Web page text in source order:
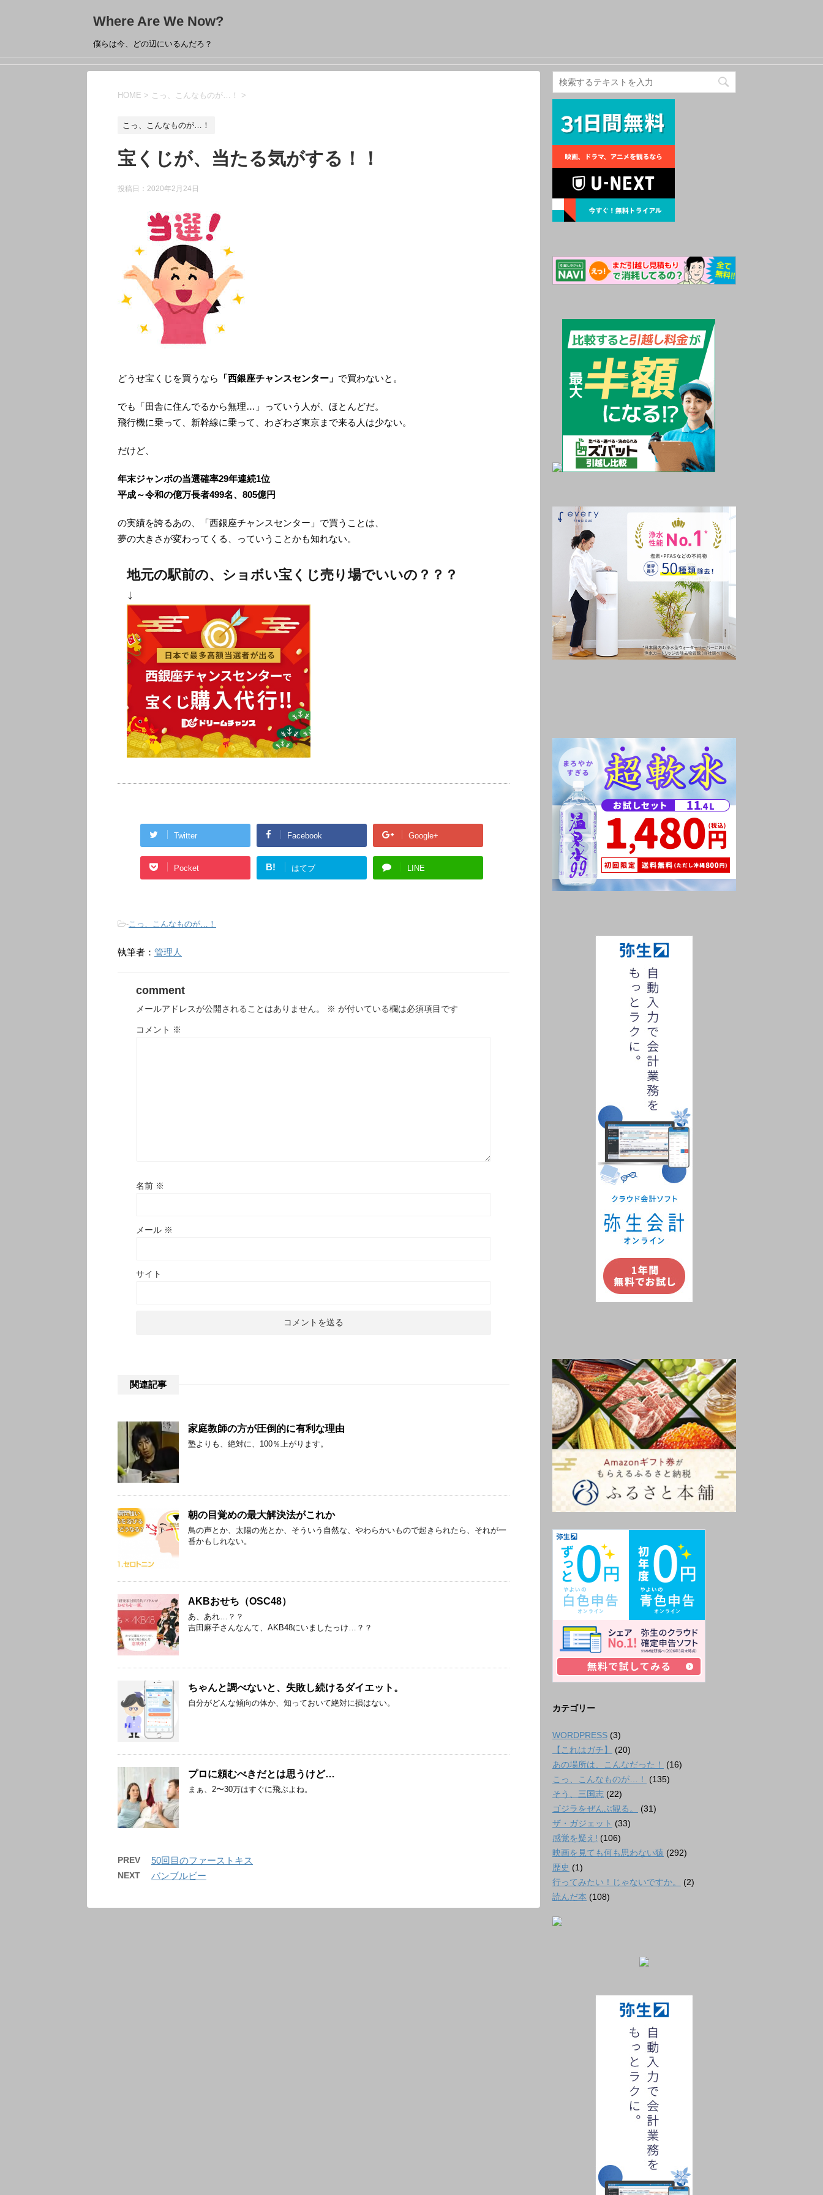
Where Are We Now?
僕らは今、どの辺にいるんだろ？
HOME > こっ、こんなものが…！ >
こっ、こんなものが…！
宝くじが、当たる気がする！！
投稿日： 2020年2月24日
どうせ宝くじを買うなら 「西銀座チャンスセンター」 で買わないと。
でも「田舎に住んでるから無理…」っていう人が、ほとんどだ。
飛行機に乗って、新幹線に乗って、わざわざ東京まで来る人は少ない。
だけど、
年末ジャンボの当選確率29年連続1位
平成～令和の億万長者499名、805億円
の実績を誇るあの、「西銀座チャンスセンター」で買うことは、
夢の大きさが変わってくる、っていうことかも知れない。
地元の駅前の、ショボい宝くじ売り場でいいの？？？
↓
Twitter Facebook Google+
Pocket B! はてブ LINE
-こっ、こんなものが…！
執筆者： 管理人
comment
メールアドレスが公開されることはありません。 ※ が付いている欄は必須項目です
コメント ※
名前 ※
メール ※
サイト
関連記事
家庭教師の方が圧倒的に有利な理由
塾よりも、絶対に、100％上がります。
朝の目覚めの最大解決法がこれか
鳥の声とか、太陽の光とか、そういう自然な、やわらかいもので起きられたら、それが一
番かもしれない。
AKBおせち（OSC48）
あ、あれ…？？
吉田麻子さんなんて、AKB48にいましたっけ…？？
ちゃんと調べないと、失敗し続けるダイエット。
自分がどんな傾向の体か、知っておいて絶対に損はない。
プロに頼むべきだとは思うけど…
まぁ、2〜30万はすぐに飛ぶよね。
PREV 50回目のファーストキス
NEXT バンブルビー
カテゴリー
WORDPRESS (3)
【これはガチ】
(20)
あの場所は、こんなだった！
(16)
こっ、こんなものが…！
(135)
そう、三国志 (22)
ゴジラをぜんぶ観る。
(31)
ザ・ガジェット (33)
感覚を疑え! (106)
映画を見ても何も思わない猿 (292)
歴史 (1)
行ってみたい！じゃないですか。
(2)
読んだ本 (108)